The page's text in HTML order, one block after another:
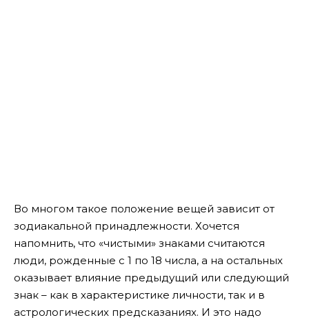
Во многом такое положение вещей зависит от
зодиакальной принадлежности. Хочется
напомнить, что «чистыми» знаками считаются
люди, рожденные с 1 по 18 числа, а на остальных
оказывает влияние предыдущий или следующий
знак – как в характеристике личности, так и в
астрологических предсказаниях. И это надо